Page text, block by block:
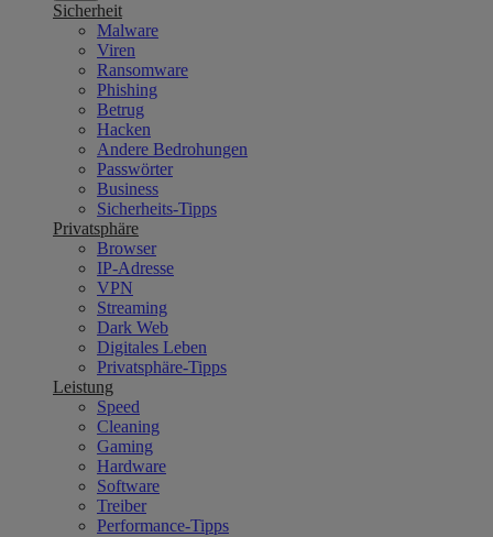
Sicherheit
Malware
Viren
Ransomware
Phishing
Betrug
Hacken
Andere Bedrohungen
Passwörter
Business
Sicherheits-Tipps
Privatsphäre
Browser
IP-Adresse
VPN
Streaming
Dark Web
Digitales Leben
Privatsphäre-Tipps
Leistung
Speed
Cleaning
Gaming
Hardware
Software
Treiber
Performance-Tipps